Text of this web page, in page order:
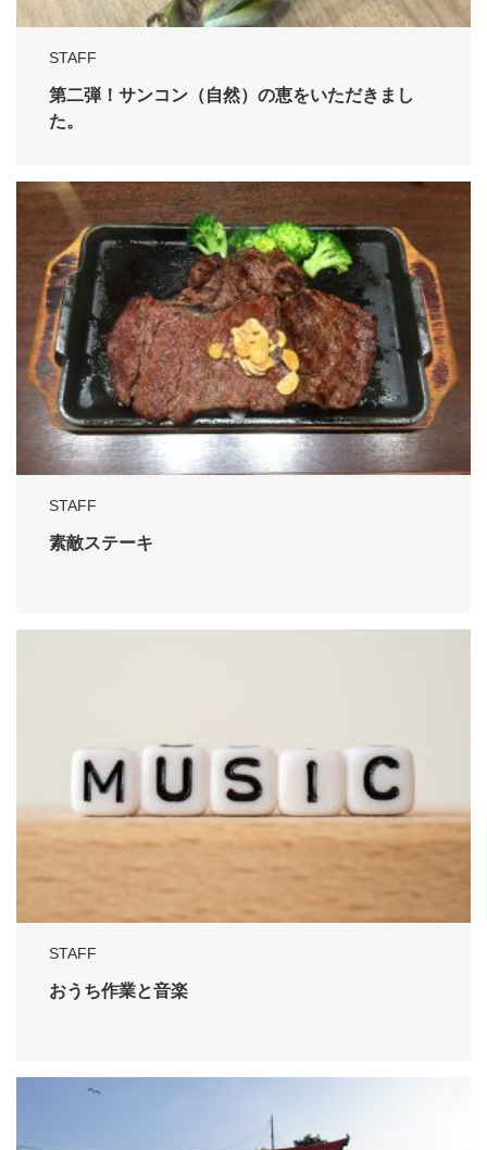
STAFF
第二弾！サンコン（自然）の恵をいただきまし
た。
STAFF
素敵ステーキ
STAFF
おうち作業と音楽